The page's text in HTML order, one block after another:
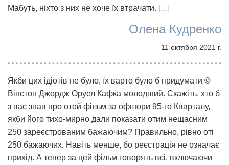
Мабуть, ніхто з них не хоче їх втрачати. [...]
Олена Кудренко
11 октября 2021 г.
Якби цих ідіотів не було, їх варто було б придумати ©
Вінстон Джордж Оруел Кафка молодший. Скажіть, хто б
з вас знав про отой фільм за офшори 95-го Кварталу,
якби його тихо-мирно дали показати отим нещасним
250 зареєстрованим бажаючим? Правильно, рівно оті
250 бажаючих. Навіть менше, бо реєстрація не означає
прихід. А тепер за цей фільм говорять всі, включаючи